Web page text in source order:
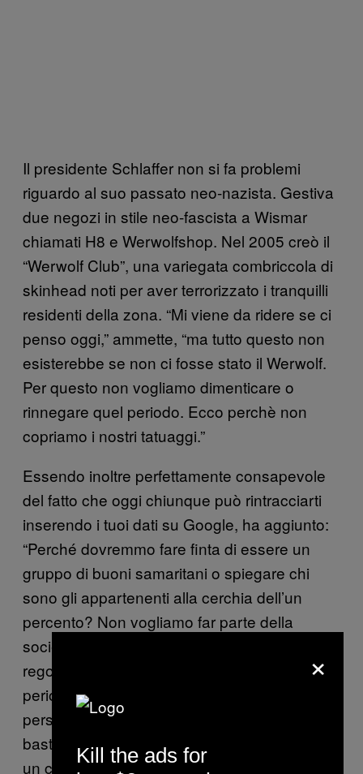
Il presidente Schlaffer non si fa problemi
riguardo al suo passato neo-nazista. Gestiva
due negozi in stile neo-fascista a Wismar
chiamati H8 e Werwolfshop. Nel 2005 creò il
“Werwolf Club”, una variegata combriccola di
skinhead noti per aver terrorizzato i tranquilli
residenti della zona. “Mi viene da ridere se ci
penso oggi,” ammette, “ma tutto questo non
esisterebbe se non ci fosse stato il Werwolf.
Per questo non vogliamo dimenticare o
rinnegare quel periodo. Ecco perchè non
copriamo i nostri tatuaggi.”
Essendo inoltre perfettamente consapevole
del fatto che oggi chiunque può rintracciarti
inserendo i tuoi dati su Google, ha aggiunto:
“Perché dovremmo fare finta di essere un
gruppo di buoni samaritani o spiegare chi
sono gli appartenenti alla cerchia dell’un
percento? Non vogliamo far parte della
società, vogliamo vivere secondo le nostre
regole, fatte da noi. Abbiamo avuto dei bei
periodi in passato, ma poi l’aspetto politico ha
perso valore e alla fine ci si sbronzava e
basta. Il momento di massima tensione arrivò
un capodanno, quando un esponente della
×
Kill the ads for